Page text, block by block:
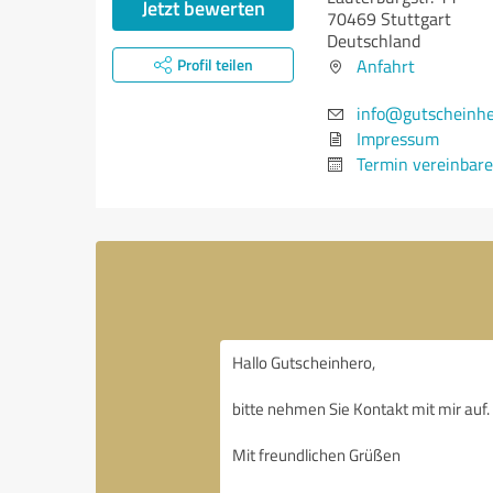
Jetzt bewerten
Profil teilen
70469 Stuttgart
Deutschland
Anfahrt
Impressum
Termin